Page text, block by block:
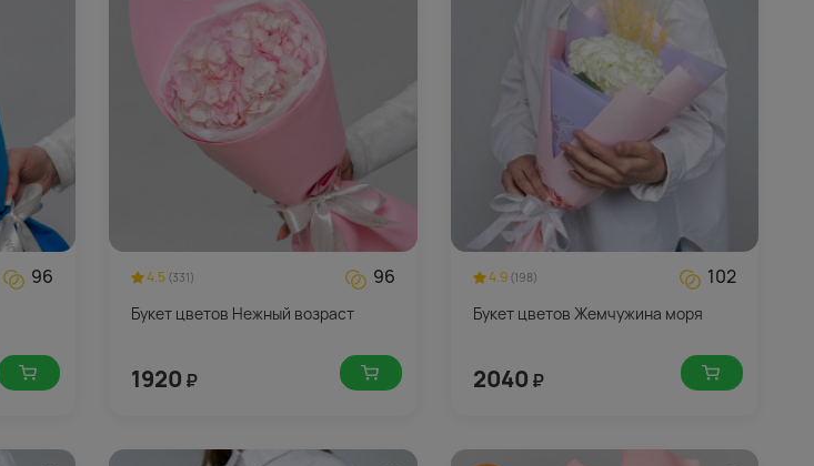
96 4.5 (331) 96
Букет цветов Нежный возраст
1920 ₽
4.9 (198) 102
Букет цветов Жемчужина моря
2040 ₽